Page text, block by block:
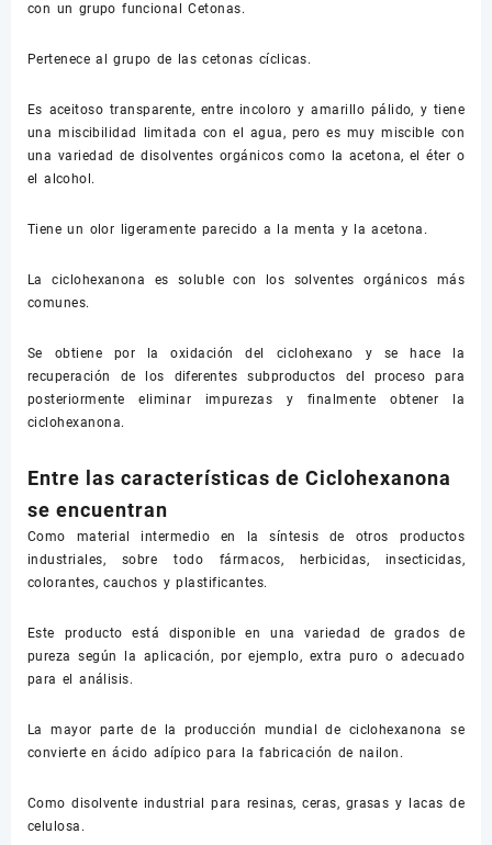
con un grupo funcional Cetonas.
Pertenece al grupo de las cetonas cíclicas.
Es aceitoso transparente, entre incoloro y amarillo pálido, y tiene
una miscibilidad limitada con el agua, pero es muy miscible con
una variedad de disolventes orgánicos como la acetona, el éter o
el alcohol.
Tiene un olor ligeramente parecido a la menta y la acetona.
La ciclohexanona es soluble con los solventes orgánicos más
comunes.
Se obtiene por la oxidación del ciclohexano y se hace la
recuperación de los diferentes subproductos del proceso para
posteriormente eliminar impurezas y finalmente obtener la
ciclohexanona.
Entre las características de Ciclohexanona
se encuentran
Como material intermedio en la síntesis de otros productos
industriales, sobre todo fármacos, herbicidas, insecticidas,
colorantes, cauchos y plastificantes.
Este producto está disponible en una variedad de grados de
pureza según la aplicación, por ejemplo, extra puro o adecuado
para el análisis.
La mayor parte de la producción mundial de ciclohexanona se
convierte en ácido adípico para la fabricación de nailon.
Como disolvente industrial para resinas, ceras, grasas y lacas de
celulosa.